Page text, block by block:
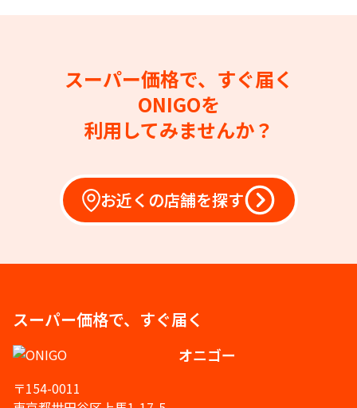
スーパー価格で、すぐ届く
ONIGOを
利用してみませんか？
お近くの店舗を探す
スーパー価格で、すぐ届く
オニゴー
〒154-0011